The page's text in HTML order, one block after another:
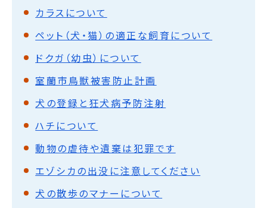
カラスについて
ペット（犬・猫）の適正な飼育について
ドクガ（幼虫）について
室蘭市鳥獣被害防止計画
犬の登録と狂犬病予防注射
ハチについて
動物の虐待や遺棄は犯罪です
エゾシカの出没に注意してください
犬の散歩のマナーについて